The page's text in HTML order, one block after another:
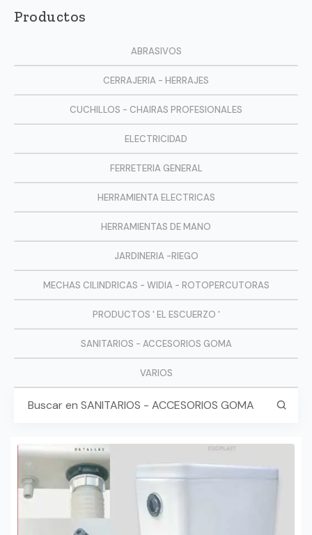
Productos
ABRASIVOS
CERRAJERIA - HERRAJES
CUCHILLOS - CHAIRAS PROFESIONALES
ELECTRICIDAD
FERRETERIA GENERAL
HERRAMIENTA ELECTRICAS
HERRAMIENTAS DE MANO
JARDINERIA -RIEGO
MECHAS CILINDRICAS - WIDIA - ROTOPERCUTORAS
PRODUCTOS ' EL ESCUERZO '
SANITARIOS - ACCESORIOS GOMA
VARIOS